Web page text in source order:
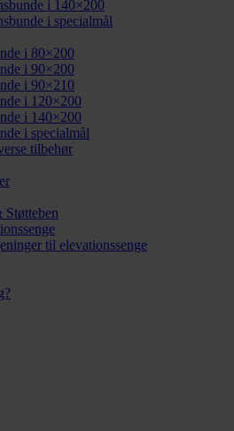
i 140×200
i specialmål
i 80×200
i 90×200
i 90×210
i 120×200
i 140×200
i specialmål
tilbehør
Støtteben
til elevationssenge